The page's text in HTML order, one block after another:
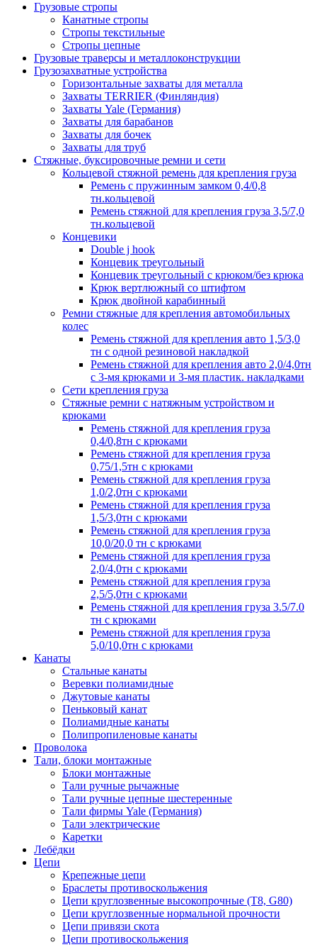
Грузовые стропы
Канатные стропы
Стропы текстильные
Стропы цепные
Грузовые траверсы и металлоконструкции
Грузозахватные устройства
Горизонтальные захваты для металла
Захваты TERRIER (Финляндия)
Захваты Yale (Германия)
Захваты для барабанов
Захваты для бочек
Захваты для труб
Стяжные, буксировочные ремни и сети
Кольцевой стяжной ремень для крепления груза
Ремень с пружинным замком 0,4/0,8
тн.кольцевой
Ремень стяжной для крепления груза 3,5/7,0
тн.кольцевой
Концевики
Double j hook
Концевик треугольный
Концевик треугольный с крюком/без крюка
Крюк вертлюжный со штифтом
Крюк двойной карабинный
Ремни стяжные для крепления автомобильных
колес
Ремень стяжной для крепления авто 1,5/3,0
тн с одной резиновой накладкой
Ремень стяжной для крепления авто 2,0/4,0тн
с 3-мя крюками и 3-мя пластик. накладками
Сети крепления груза
Стяжные ремни с натяжным устройством и
крюками
Ремень стяжной для крепления груза
0,4/0,8тн с крюками
Ремень стяжной для крепления груза
0,75/1,5тн с крюками
Ремень стяжной для крепления груза
1,0/2,0тн с крюками
Ремень стяжной для крепления груза
1,5/3,0тн с крюками
Ремень стяжной для крепления груза
10,0/20,0 тн с крюками
Ремень стяжной для крепления груза
2,0/4,0тн с крюками
Ремень стяжной для крепления груза
2,5/5,0тн с крюками
Ремень стяжной для крепления груза 3.5/7.0
тн с крюками
Ремень стяжной для крепления груза
5,0/10,0тн с крюками
Канаты
Стальные канаты
Веревки полиамидные
Джутовые канаты
Пеньковый канат
Полиамидные канаты
Полипропиленовые канаты
Проволока
Тали, блоки монтажные
Блоки монтажные
Тали ручные рычажные
Тали ручные цепные шестеренные
Тали фирмы Yale (Германия)
Тали электрические
Каретки
Лебёдки
Цепи
Крепежные цепи
Браслеты противоскольжения
Цепи круглозвенные высокопрочные (Т8, G80)
Цепи круглозвенные нормальной прочности
Цепи привязи скота
Цепи противоскольжения